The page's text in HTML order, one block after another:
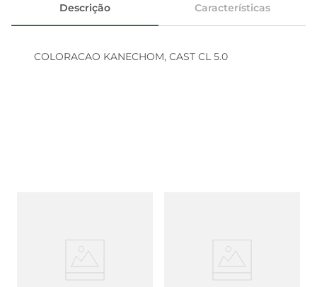
Descrição Características
COLORACAO KANECHOM, CAST CL 5.0